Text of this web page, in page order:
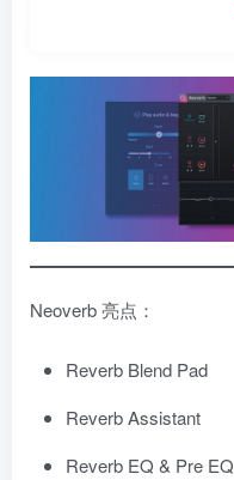
Neoverb 亮点：
Reverb Blend Pad
Reverb Assistant
Reverb EQ & Pre EQ